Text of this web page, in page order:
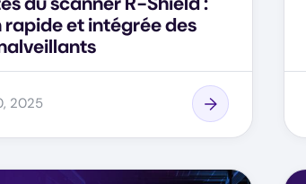
et intégrée des
2025